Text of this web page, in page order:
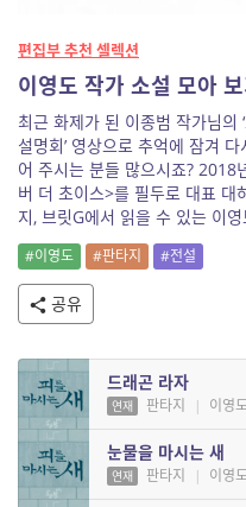
편집부 추천 셀렉션
이영도 작가 소설 모아
최근 화제가 된 이종범 작가님의
설명회’ 영상으로 추억에 잠겨
어 주시는 분들 많으시죠? 2018
버 더 초이스>를 필두로 대표 대
지, 브릿G에서 읽을 수 있는 이
#이영도 #판타지 #전설
공유
드래곤 라자
연재 판타지 | 이영
눈물을 마시는 새
연재 판타지 | 이영